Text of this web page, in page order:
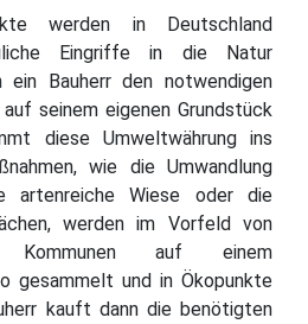
werden in Deutschland
Eingriffe in die Natur
ein Bauherr den notwendigen
seinem eigenen Grundstück
diese Umweltwährung ins
wie die Umwandlung
artenreiche Wiese oder die
werden im Vorfeld von
Kommunen auf einem
gesammelt und in Ökopunkte
kauft dann die benötigten